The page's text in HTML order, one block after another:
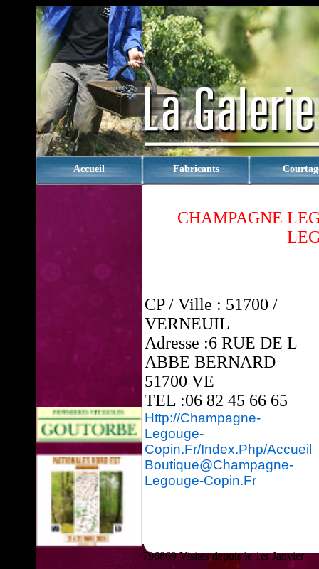
Accueil Fabricants
CHAMPAGNE
CP / Ville : 51700 /
VERNEUIL
Adresse :6 RUE DE L
ABBE BERNARD
51700 VE
TEL :06 82 45 66 65
Http://champagne-
Legouge-
Copin.fr/index.php/accueil
Boutique@champagne-
Legouge-Copin.fr
796869 Visites depuis le 1er Janvier